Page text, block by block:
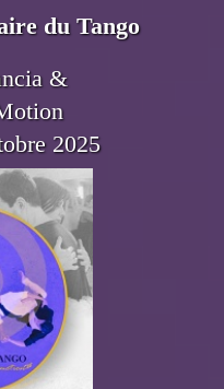
du Tango
&
2025